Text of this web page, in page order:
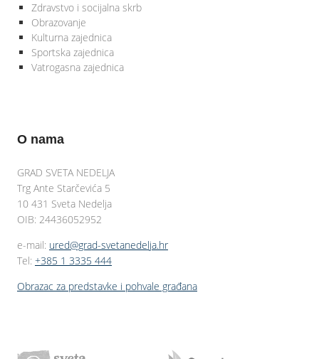
Zdravstvo i socijalna skrb
Obrazovanje
Kulturna zajednica
Sportska zajednica
Vatrogasna zajednica
O nama
GRAD SVETA NEDELJA
Trg Ante Starčevića 5
10 431 Sveta Nedelja
OIB: 24436052952
e-mail: ured@grad-svetanedelja.hr
Tel: +385 1 3335 444
Obrazac za predstavke i pohvale građana